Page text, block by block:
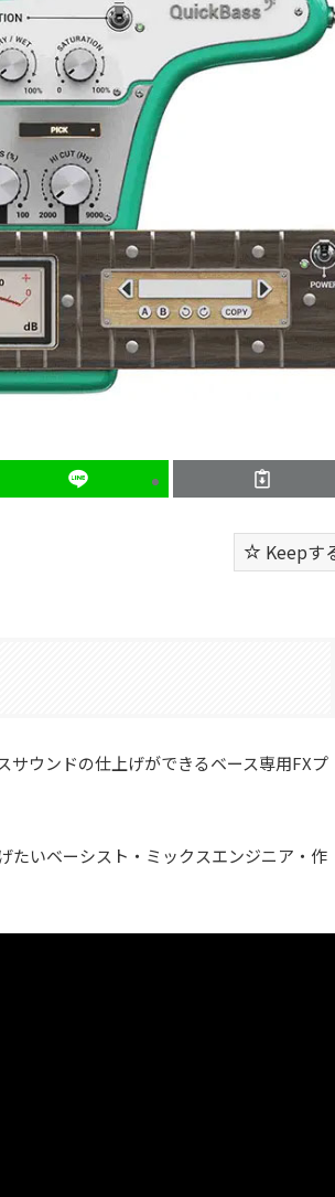
Keepす
ウンドの仕上げができるベース専用FXプ
たいベーシスト・ミックスエンジニア・作